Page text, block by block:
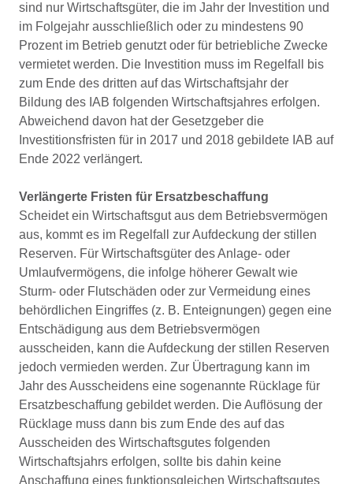
sind nur Wirtschaftsgüter, die im Jahr der Investition und
im Folgejahr ausschließlich oder zu mindestens 90
Prozent im Betrieb genutzt oder für betriebliche Zwecke
vermietet werden. Die Investition muss im Regelfall bis
zum Ende des dritten auf das Wirtschaftsjahr der
Bildung des IAB folgenden Wirtschaftsjahres erfolgen.
Abweichend davon hat der Gesetzgeber die
Investitionsfristen für in 2017 und 2018 gebildete IAB auf
Ende 2022 verlängert.
Verlängerte Fristen für Ersatzbeschaffung
Scheidet ein Wirtschaftsgut aus dem Betriebsvermögen
aus, kommt es im Regelfall zur Aufdeckung der stillen
Reserven. Für Wirtschaftsgüter des Anlage- oder
Umlaufvermögens, die infolge höherer Gewalt wie
Sturm- oder Flutschäden oder zur Vermeidung eines
behördlichen Eingriffes (z. B. Enteignungen) gegen eine
Entschädigung aus dem Betriebsvermögen
ausscheiden, kann die Aufdeckung der stillen Reserven
jedoch vermieden werden. Zur Übertragung kann im
Jahr des Ausscheidens eine sogenannte Rücklage für
Ersatzbeschaffung gebildet werden. Die Auflösung der
Rücklage muss dann bis zum Ende des auf das
Ausscheiden des Wirtschaftsgutes folgenden
Wirtschaftsjahrs erfolgen, sollte bis dahin keine
Anschaffung eines funktionsgleichen Wirtschaftsgutes